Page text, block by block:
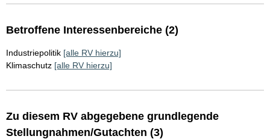
Betroffene Interessenbereiche (2)
Industriepolitik [alle RV hierzu]
Klimaschutz [alle RV hierzu]
Zu diesem RV abgegebene grundlegende
Stellungnahmen/Gutachten (3)